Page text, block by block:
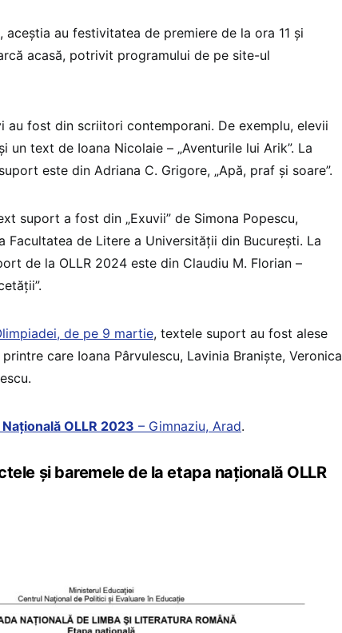
aceștia au festivitatea de premiere de la ora 11 și
acasă, potrivit programului de pe site-ul
au fost din scriitori contemporani. De exemplu, elevii
un text de Ioana Nicolaie – „Aventurile lui Arik”. La
este din Adriana C. Grigore, „Apă, praf și soare”.
suport a fost din „Exuvii” de Simona Popescu,
Facultatea de Litere a Universității din București. La
de la OLLR 2024 este din Claudiu M. Florian –
de pe 9 martie, textele suport au fost alese
care Ioana Pârvulescu, Lavinia Braniște, Veronica
Națională OLLR 2023 – Gimnaziu, Arad.
și baremele de la etapa națională OLLR